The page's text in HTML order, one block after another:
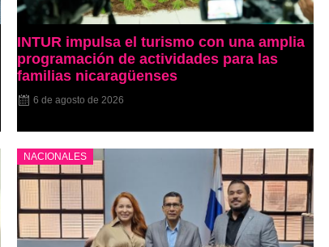
INTUR impulsa el turismo con una amplia
programación de actividades para las
familias nicaragüenses
6 de agosto de 2026
NACIONALES